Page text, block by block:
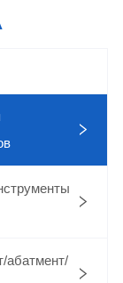
абатмент/